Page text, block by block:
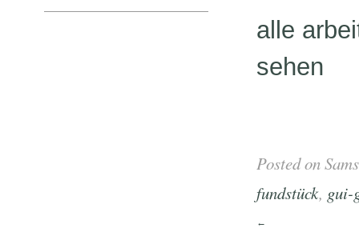
alle
sehen
Posted on
fundstück, gui-
←